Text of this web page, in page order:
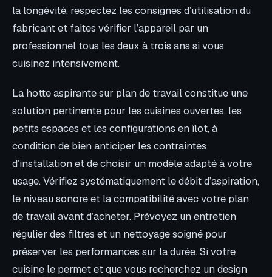
la longévité, respectez les consignes d’utilisation du
fabricant et faites vérifier l’appareil par un
professionnel tous les deux à trois ans si vous
cuisinez intensivement.
La hotte aspirante sur plan de travail constitue une
solution pertinente pour les cuisines ouvertes, les
petits espaces et les configurations en îlot, à
condition de bien anticiper les contraintes
d’installation et de choisir un modèle adapté à votre
usage. Vérifiez systématiquement le débit d’aspiration,
le niveau sonore et la compatibilité avec votre plan
de travail avant d’acheter. Prévoyez un entretien
régulier des filtres et un nettoyage soigné pour
préserver les performances sur la durée. Si votre
cuisine le permet et que vous recherchez un design